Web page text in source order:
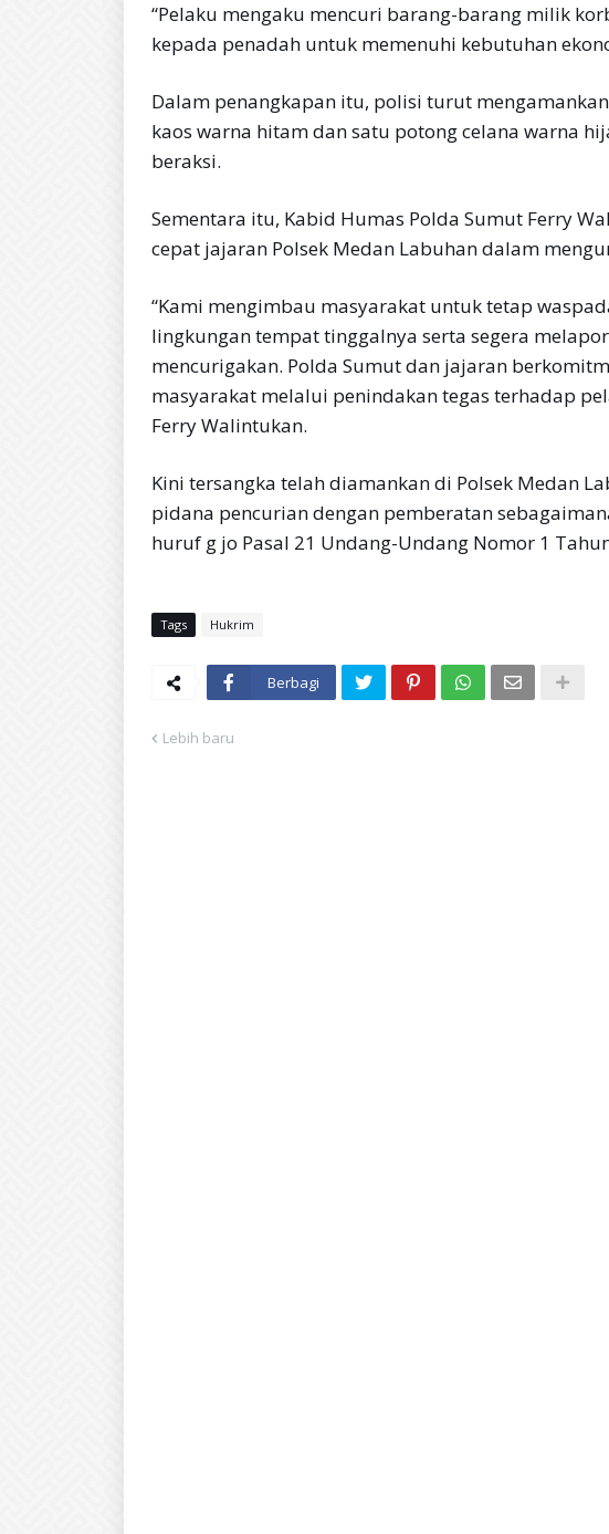
“Pelaku mengaku mencuri barang-barang milik
kepada penadah untuk memenuhi kebutuhan
Dalam penangkapan itu, polisi turut
kaos warna hitam dan satu potong celana warna
beraksi.
Sementara itu, Kabid Humas Polda Sumut Ferry
cepat jajaran Polsek Medan Labuhan dalam
“Kami mengimbau masyarakat untuk tetap
lingkungan tempat tinggalnya serta segera
mencurigakan. Polda Sumut dan jajaran
masyarakat melalui penindakan tegas terhadap
Ferry Walintukan.
Kini tersangka telah diamankan di Polsek Medan
pidana pencurian dengan pemberatan
huruf g jo Pasal 21 Undang-Undang Nomor 1
Tags Hukrim
Berbagi
Lebih baru